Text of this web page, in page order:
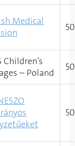
Medical
Children’s
– Poland​